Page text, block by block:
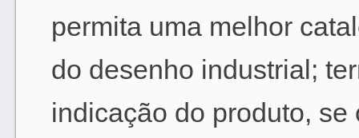
permita uma melhor
do desenho industrial;
indicação do produto,